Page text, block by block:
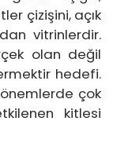
çizişini, açık
vitrinlerdir.
olan değil
hedefi.
çok
kitlesi